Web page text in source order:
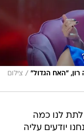
"האח הגדול" / צילום
לתת לנו כמה
יודעים עליה